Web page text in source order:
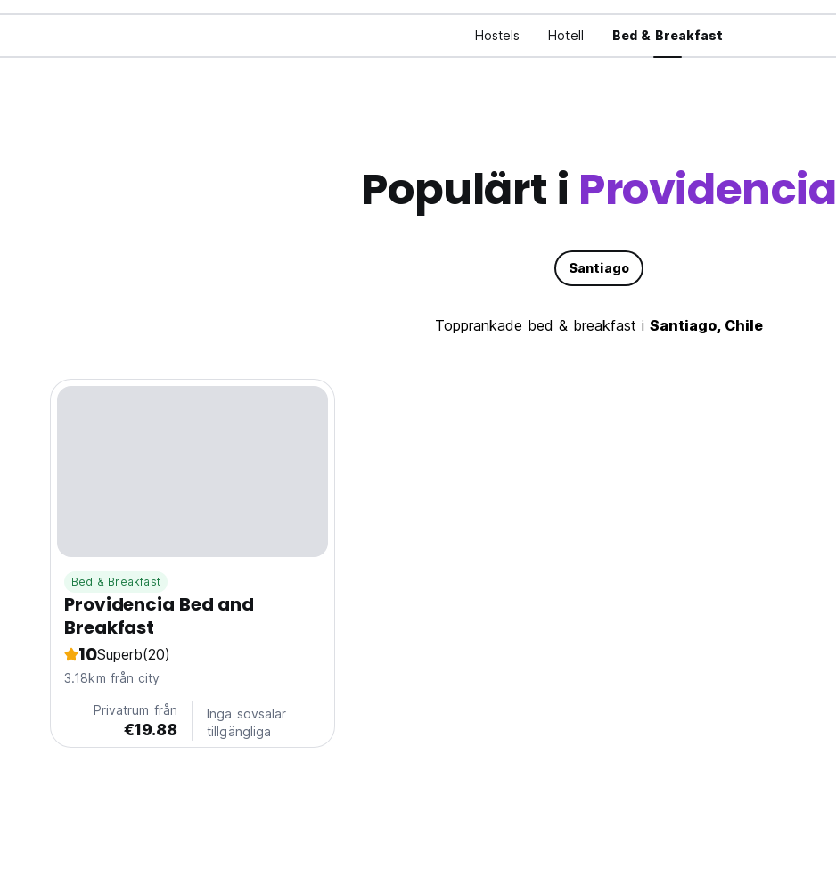
Hostels Hotell Bed & Breakfast
Populärt i Providencia
Santiago
Topprankade bed & breakfast i Santiago, Chile
Bed & Breakfast
Providencia Bed and
Breakfast
10Superb(20)
3.18km från city
Privatrum från
€19.88
Inga sovsalar
tillgängliga